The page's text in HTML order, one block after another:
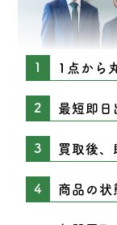
1点から
最短即日
買取後、
商品の状